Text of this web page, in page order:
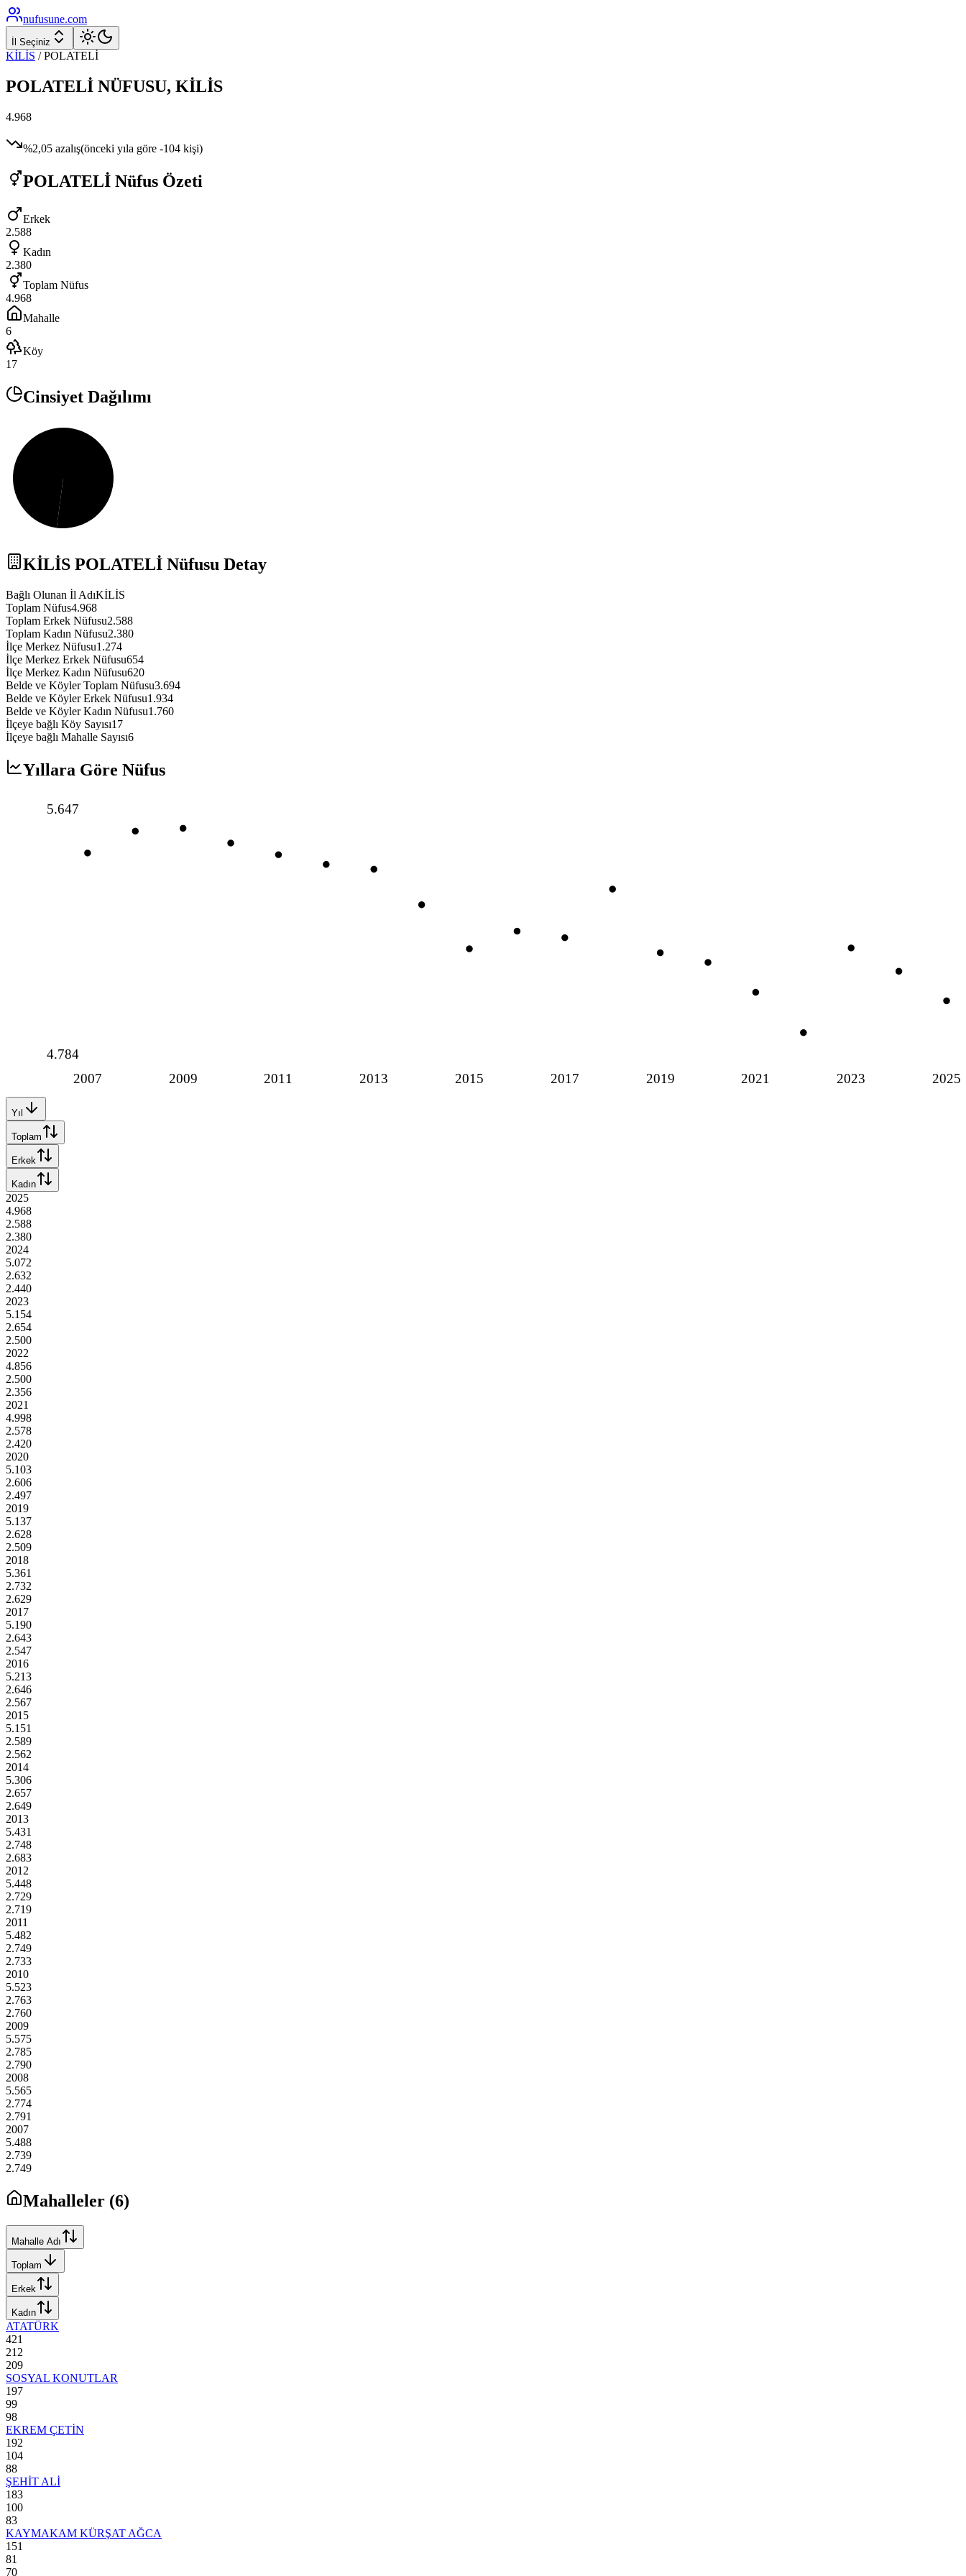
nufusune.com
İl Seçiniz
KİLİS /POLATELİ
POLATELİ NÜFUSU, KİLİS
4.968
%2,05 azalış(önceki yıla göre -104 kişi)
POLATELİ Nüfus Özeti
Erkek
2.588
Kadın
2.380
Toplam Nüfus
4.968
Mahalle
6
Köy
17
Cinsiyet Dağılımı
KİLİS POLATELİ Nüfusu Detay
Bağlı Olunan İl AdıKİLİS
Toplam Nüfus4.968
Toplam Erkek Nüfusu2.588
Toplam Kadın Nüfusu2.380
İlçe Merkez Nüfusu1.274
İlçe Merkez Erkek Nüfusu654
İlçe Merkez Kadın Nüfusu620
Belde ve Köyler Toplam Nüfusu3.694
Belde ve Köyler Erkek Nüfusu1.934
Belde ve Köyler Kadın Nüfusu1.760
İlçeye bağlı Köy Sayısı17
İlçeye bağlı Mahalle Sayısı6
Yıllara Göre Nüfus
2007 2009 2011 2013 2015 2017 2019 2021 2023 2025
5.647
4.784
Yıl
Toplam
Erkek
Kadın
2025
4.968
2.588
2.380
2024
5.072
2.632
2.440
2023
5.154
2.654
2.500
2022
4.856
2.500
2.356
2021
4.998
2.578
2.420
2020
5.103
2.606
2.497
2019
5.137
2.628
2.509
2018
5.361
2.732
2.629
2017
5.190
2.643
2.547
2016
5.213
2.646
2.567
2015
5.151
2.589
2.562
2014
5.306
2.657
2.649
2013
5.431
2.748
2.683
2012
5.448
2.729
2.719
2011
5.482
2.749
2.733
2010
5.523
2.763
2.760
2009
5.575
2.785
2.790
2008
5.565
2.774
2.791
2007
5.488
2.739
2.749
Mahalleler (6)
Mahalle Adı
Toplam
Erkek
Kadın
ATATÜRK
421
212
209
SOSYAL KONUTLAR
197
99
98
EKREM ÇETİN
192
104
88
ŞEHİT ALİ
183
100
83
KAYMAKAM KÜRŞAT AĞCA
151
81
70